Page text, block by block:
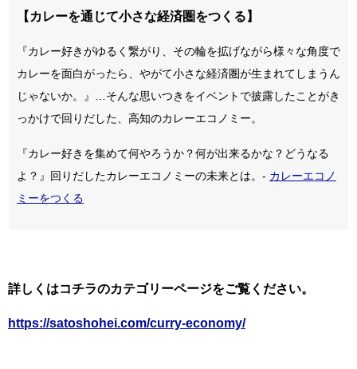
【カレーを通じて小さな経済圏をつくる】
『カレー好きがゆるく繋がり、その輪を拡げながら様々な角度で
カレーを面白がったら、やがて小さな経済圏が生まれてしまうん
じゃないか。』…そんな思いつきをイベントで披露したことがき
っかけで回りだした、高知のカレーエコノミー。
『カレー好きを集めて何やろうか？何が出来るかな？どうなる
よ？』回りだしたカレーエコノミーの未来とは。- カレーエコノ
ミーをつくる
詳しくはコチラのカテゴリーページをご覧ください。
https://satoshohei.com/curry-economy/